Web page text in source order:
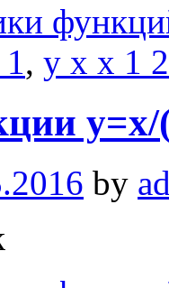
, y x x 1 2
y=x/
by